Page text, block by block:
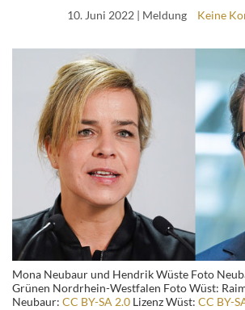
10. Juni 2022 | Meldung Keine
Mona Neubaur und Hendrik Wüste Foto
Grünen Nordrhein-Westfalen Foto Wüst:
Neubaur: CC BY-SA 2.0 Lizenz Wüst: CC BY-